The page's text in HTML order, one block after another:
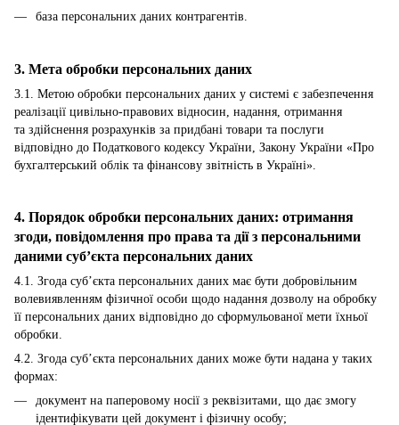
база персональних даних контрагентів.
3. Мета обробки персональних даних
3.1. Метою обробки персональних даних у системі є забезпечення
реалізації цивільно-правових відносин, надання, отримання
та здійснення розрахунків за придбані товари та послуги
відповідно до Податкового кодексу України, Закону України «Про
бухгалтерський облік та фінансову звітність в Україні».
4. Порядок обробки персональних даних: отримання
згоди, повідомлення про права та дії з персональними
даними суб’єкта персональних даних
4.1. Згода суб’єкта персональних даних має бути добровільним
волевиявленням фізичної особи щодо надання дозволу на обробку
її персональних даних відповідно до сформульованої мети їхньої
обробки.
4.2. Згода суб’єкта персональних даних може бути надана у таких
формах:
документ на паперовому носії з реквізитами, що дає змогу
ідентифікувати цей документ і фізичну особу;